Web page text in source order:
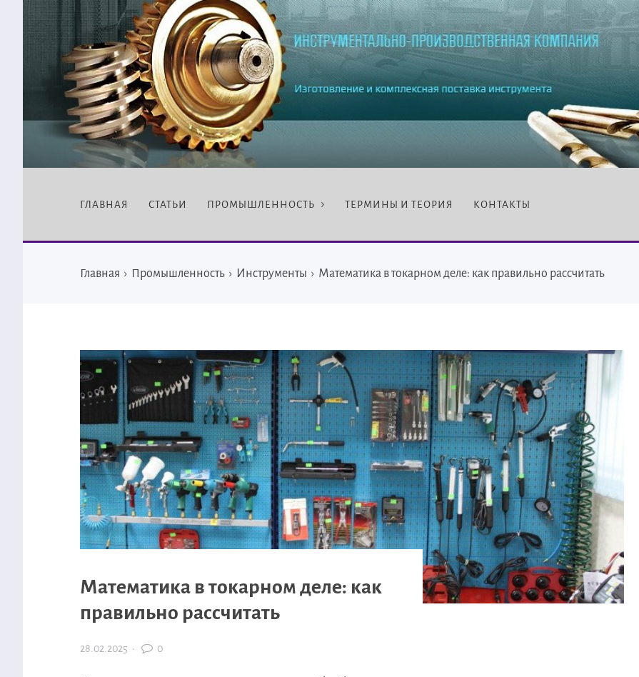
ГЛАВНАЯ СТАТЬИ ПРОМЫШЛЕННОСТЬ ТЕРМИНЫ И ТЕОРИЯ КОНТАКТЫ
Главная › Промышленность › Инструменты › Математика в токарном деле: как правильно рассчитать
Математика в токарном деле: как
правильно рассчитать
28.02.2025 · 0